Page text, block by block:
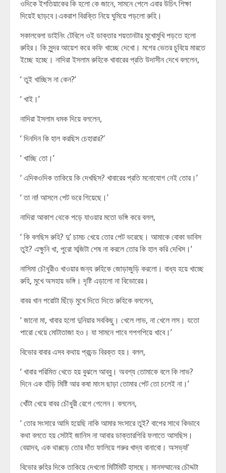
ওদিকে ইশতিয়াকের কি হলো কে জানে, সামনে পেলে এবার উচিৎ শিক্ষা
দিয়েই ছাড়বে।একরাশ বিরক্তি নিয়ে ঘুমিয়ে পড়লো রুহি।
সকালবেলা ডাইনিং টেবিলে ওই ডাক্তার শয়তানটার মুখোমুখি পড়তে হলো
রুহির। কি সুন্দর আয়েশ করে কফি খাচ্ছে দেখো। মগের ভেতর চুবিয়ে মারতে
ইচ্ছে হচ্ছে। নাদিরা ইসলাম রুহিকে খাবারের প্রতি উদাসীন দেখে বললেন,
‘ তুই খাচ্ছিস না কেন?’
‘ খাই।’
নাদিরা ইসলাম ধমক দিয়ে বললেন,
‘ দিনদিন কি হাল করছিস চেহারার?’
‘ খাচ্ছি তো।’
‘ এদিকওদিক তাকিয়ে কি দেখছিস? খাবারের প্রতি মনোযোগ নেই তোর।’
‘ তা না! আসলে পেট ভরে গিয়েছে।’
নাদিরা আকাশ থেকে পড়ে যাওয়ার মতো ভঙ্গি করে বলল,
‘ কি বলছিস রুহি? দু’ চামচ খেয়ে তোর পেট ভরেছে। আমাকে বোকা ভাবিস
তুই? এক্ষুনি খা, পুরো সব্জিটা শেষ না করলে তোর কি হাল করি দেখিস।’
নাসিমা চৌধুরীও খাওয়ার জন্য রুহিকে জোড়াজুড়ি করলো। বাধ্য হয়ে খাচ্ছে
রুহি, মুখে অসহায় ভঙ্গি। দৃষ্টি এড়ালো না বিভোরের।
বাবর খান পরোটা ছিঁড়ে মুখে দিতে দিতে রুহিকে বললেন,
‘ জানো মা, খাবার হলো দুনিয়ার সবকিছু। খেলে লাভ, না খেলে লস। যতো
পারো খেয়ে মোটাতাজা হও। যা সামনে পাবে গপগপিয়ে খাবে।’
বিভোর বাবার এসব কথায় প্রচন্ড বিরক্ত হয়। বলল,
‘ খাবার পরিমিত খেতে হয় বুঝলে আব্বু। অবশ্য তোমাকে বলে কি লাভ?
দিনে এক হাঁড়ি মিষ্টি আর কষা মাংস ছাড়া তোমার পেট তো চলেই না।’
খোঁটা খেয়ে বাবর চৌধুরী রেগে গেলেন। বললেন,
‘ তোর সংসারে আমি হয়েছি নাকি আমার সংসারে তুই? বাপের সাথে কিভাবে
কথা বলতে হয় সেটাই জানিস না আবার ডাক্তারগিরি ফলাতে আসছিস।
বেয়াদব, এক থাপ্পড়ে তোর দাঁত ফালিয়ে গরুর খাদ্য বানাবো। অসভ্য!’
বিভোর রুহির দিকে তাকিয়ে দেখলো মিটিমিটি হাসছে। মানসম্মানের চৌদ্দটা